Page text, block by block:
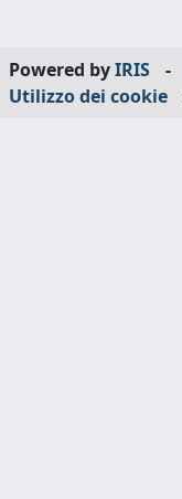
Powered byIRIS -
Utilizzo dei cookie